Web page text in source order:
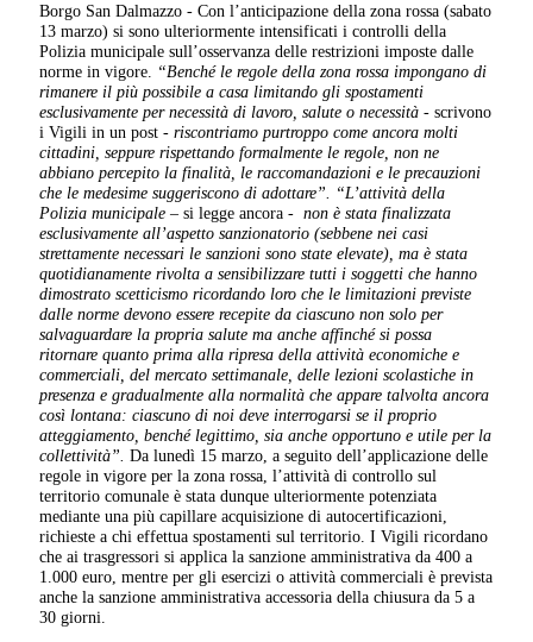
Borgo San Dalmazzo - Con l’anticipazione della zona rossa (sabato
13 marzo) si sono ulteriormente intensificati i controlli della
Polizia municipale sull’osservanza delle restrizioni imposte dalle
norme in vigore. “Benché le regole della zona rossa impongano di
rimanere il più possibile a casa limitando gli spostamenti
esclusivamente per necessità di lavoro, salute o necessità -scrivono
i Vigili in un post - riscontriamo purtroppo come ancora molti
cittadini, seppure rispettando formalmente le regole, non ne
abbiano percepito la finalità, le raccomandazioni e le precauzioni
che le medesime suggeriscono di adottare”. “L’attività della
Polizia municipale – si legge ancora -non è stata finalizzata
esclusivamente all’aspetto sanzionatorio (sebbene nei casi
strettamente necessari le sanzioni sono state elevate), ma è stata
quotidianamente rivolta a sensibilizzare tutti i soggetti che hanno
dimostrato scetticismo ricordando loro che le limitazioni previste
dalle norme devono essere recepite da ciascuno non solo per
salvaguardare la propria salute ma anche affinché si possa
ritornare quanto prima alla ripresa della attività economiche e
commerciali, del mercato settimanale, delle lezioni scolastiche in
presenza e gradualmente alla normalità che appare talvolta ancora
così lontana: ciascuno di noi deve interrogarsi se il proprio
atteggiamento, benché legittimo, sia anche opportuno e utile per la
collettività”. Da lunedì 15 marzo, a seguito dell’applicazione delle
regole in vigore per la zona rossa, l’attività di controllo sul
territorio comunale è stata dunque ulteriormente potenziata
mediante una più capillare acquisizione di autocertificazioni,
richieste a chi effettua spostamenti sul territorio. I Vigili ricordano
che ai trasgressori si applica la sanzione amministrativa da 400 a
1.000 euro, mentre per gli esercizi o attività commerciali è prevista
anche la sanzione amministrativa accessoria della chiusura da 5 a
30 giorni.